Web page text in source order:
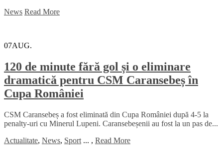
News Read More
07AUG.
120 de minute fără gol și o eliminare
dramatică pentru CSM Caransebeș în
Cupa României
CSM Caransebeș a fost eliminată din Cupa României după 4-5 la
penalty-uri cu Minerul Lupeni. Caransebeșenii au fost la un pas de...
Actualitate, News, Sport ... , Read More